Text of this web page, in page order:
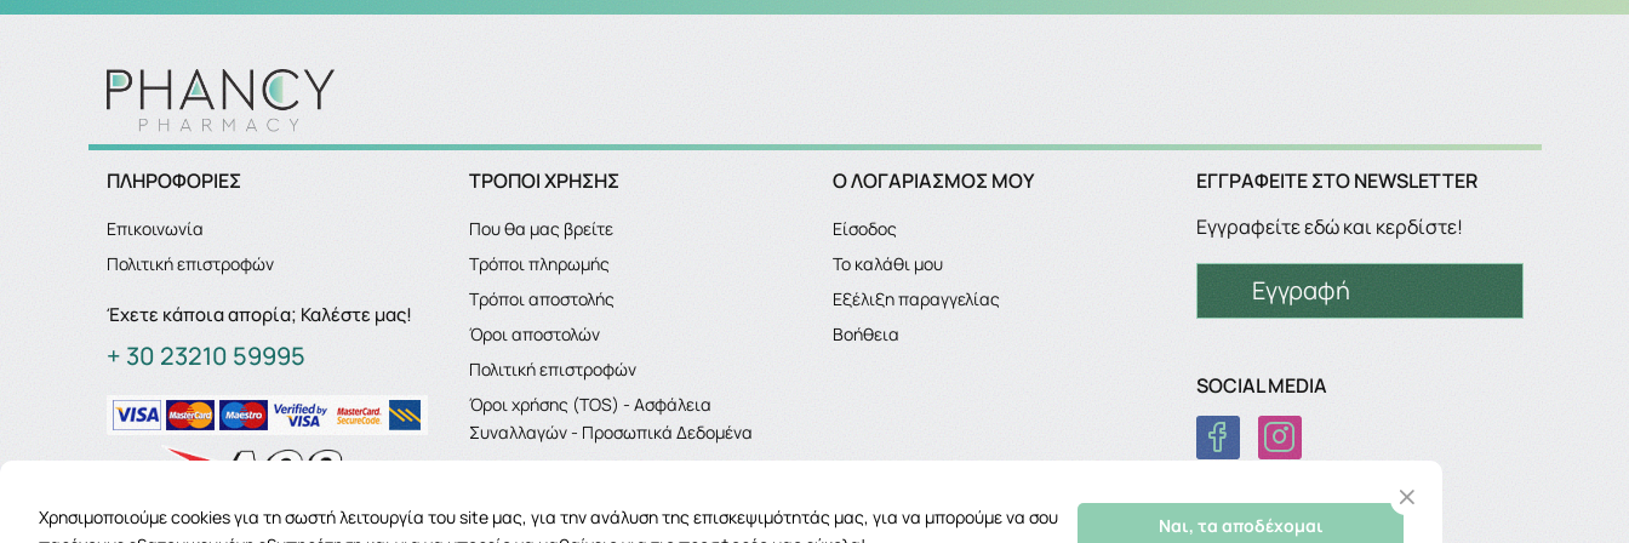
ΠΛΗΡΟΦΟΡΙΕΣ
Επικοινωνία
Πολιτική επιστροφών
Έχετε κάποια απορία; Καλέστε μας!
+ 30 23210 59995
ΤΡΟΠΟΙ ΧΡΗΣΗΣ
Που θα μας βρείτε
Τρόποι πληρωμής
Τρόποι αποστολής
Όροι αποστολών
Πολιτική επιστροφών
Όροι χρήσης (TOS) - Ασφάλεια
Συναλλαγών - Προσωπικά Δεδομένα
Ο ΛΟΓΑΡΙΑΣΜΌΣ ΜΟΥ
Είσοδος
Το καλάθι μου
Εξέλιξη παραγγελίας
Βοήθεια
ΕΓΓΡΑΦΕΊΤΕ ΣΤΟ NEWSLETTER
Εγγραφείτε εδώ και κερδίστε!
Εγγραφή
SOCIAL MEDIA
Χρησιμοποιούμε cookies για τη σωστή λειτουργία του site μας, για την ανάλυση της επισκεψιμότητάς μας, για να μπορούμε να σου
Ναι, τα αποδέχομαι